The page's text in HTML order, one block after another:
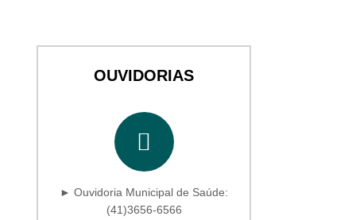
OUVIDORIAS
► Ouvidoria Municipal de Saúde:
(41)3656-6566